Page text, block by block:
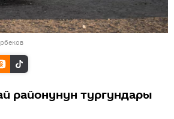
районунун тургундары